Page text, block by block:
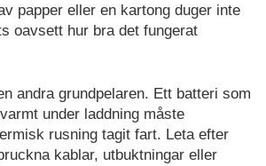
papper eller en kartong duger inte
oavsett hur bra det fungerat
andra grundpelaren. Ett batteri som
under laddning måste
rusning tagit fart. Leta efter
kablar, utbuktningar eller